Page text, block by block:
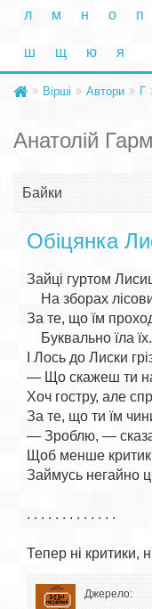
л м н о п
ш щ ю я
Вірші Автори Г
Анатолій
Байки
Обіцянка
Зайці гуртом
На зборах
За те, що їм
    Буквально їла їх.
І Лось до Лиски
— Що скажеш ти на
Хоч гостру, але
За те, що ти їм
— Зроблю, —
Щоб менше
Займусь негайно
. . . . . . . . . . . . .
Джерело: